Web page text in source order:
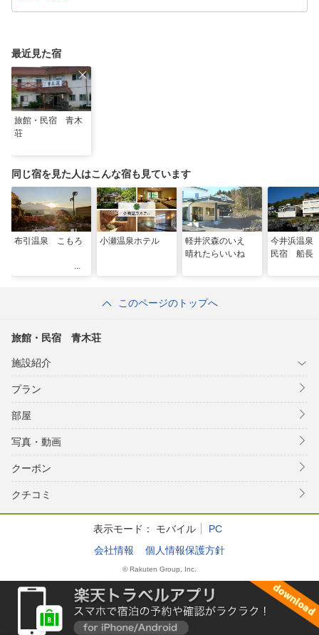
最近見た宿
旅館・民宿 青木
荘
同じ宿を見た人はこんな宿も見ています
布引温泉 こもろ 小瀬温泉ホテル
軽井沢森のいえ
晴れたらいいね
今井浜温
民宿 船長
このページのトップへ
旅館・民宿 青木荘
施設紹介
プラン
部屋
写真・動画
クーポン
クチコミ
表示モード： モバイル
PC
会社情報
個人情報保護方針
© Rakuten Group, Inc.